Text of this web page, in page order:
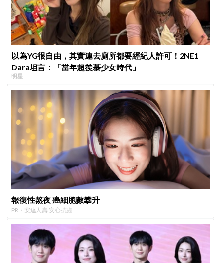
以為YG很自由，其實連去廁所都要經紀人許可！2NE1
Dara坦言：「當年超羨慕少女時代」
明星
報復性熬夜 癌細胞數攀升
PR・安達人壽 安心抗癌